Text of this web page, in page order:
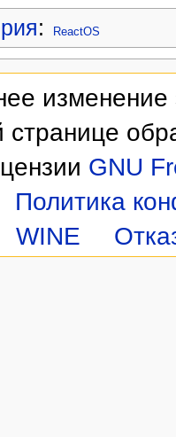
: ReactOS
странице
GNU
Политика
WINE